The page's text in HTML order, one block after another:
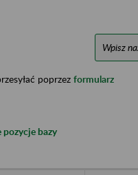
poprzez formularz
pozycje bazy